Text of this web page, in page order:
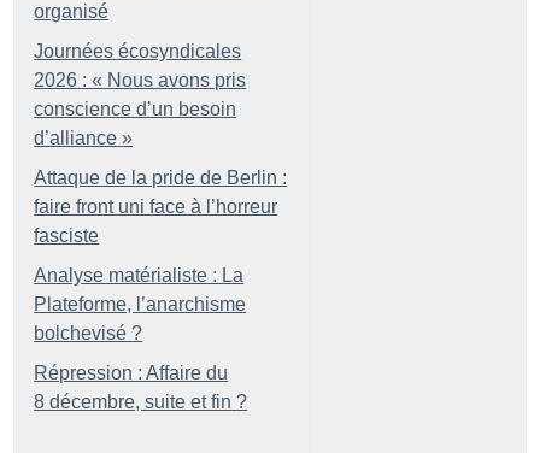
organisé
Journées écosyndicales
2026 : « Nous avons pris
conscience d’un besoin
d’alliance »
Attaque de la pride de Berlin :
faire front uni face à l’horreur
fasciste
Analyse matérialiste : La
Plateforme, l’anarchisme
bolchevisé ?
Répression : Affaire du
8 décembre, suite et fin ?